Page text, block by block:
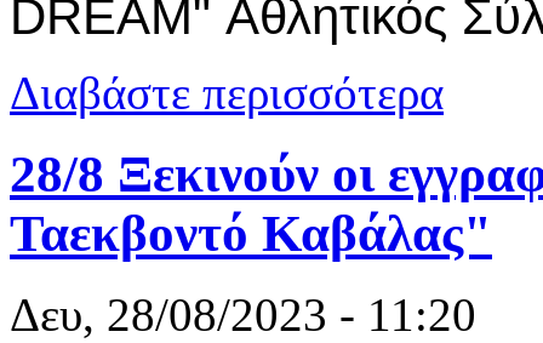
DREAM" Αθλητικός
Διαβάστε περισσότερα
28/8 Ξεκινούν οι
Ταεκβοντό Καβάλας"
Δευ, 28/08/2023 - 11:20